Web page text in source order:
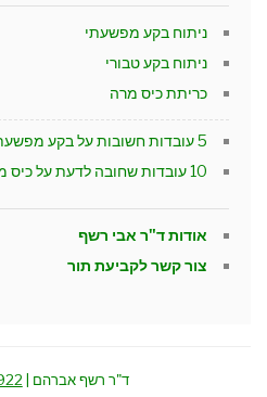
ניתוח בקע מפשעתי
ניתוח בקע טבורי
כריתת כיס מרה
5 עובדות חשובות על בקע מפשעתי
10 עובדות שחובה לדעת על כיס מרה
אודות ד"ר אבי רשף
צור קשר לקביעת תור
ד"ר רשף אברהם |